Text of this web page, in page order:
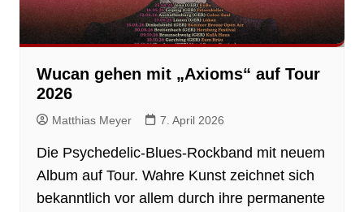
Wucan gehen mit „Axioms“ auf Tour
2026
Matthias Meyer 7. April 2026
Die Psychedelic-Blues-Rockband mit neuem
Album auf Tour. Wahre Kunst zeichnet sich
bekanntlich vor allem durch ihre permanente